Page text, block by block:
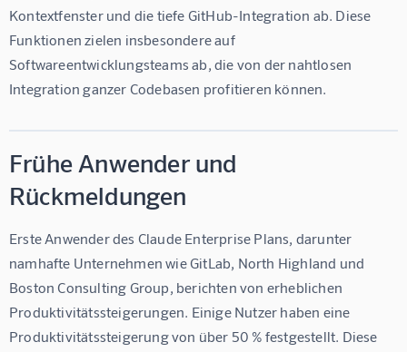
Kontextfenster und die tiefe GitHub-Integration ab. Diese
Funktionen zielen insbesondere auf
Softwareentwicklungsteams ab, die von der nahtlosen
Integration ganzer Codebasen profitieren können.
Frühe Anwender und
Rückmeldungen
Erste Anwender des Claude Enterprise Plans, darunter
namhafte Unternehmen wie GitLab, North Highland und
Boston Consulting Group, berichten von erheblichen
Produktivitätssteigerungen. Einige Nutzer haben eine
Produktivitätssteigerung von über 50 % festgestellt. Diese